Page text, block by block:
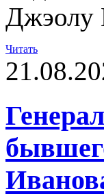
Джэолу
Читать